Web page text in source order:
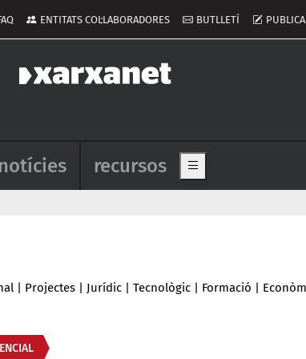
d'usuari
ENTITATS COL·LABORADORES BUTLLETÍ PUBLICA
principal de
notícies recursos Show main menu
| Projectes | Jurídic | Tecnològic | Formació |